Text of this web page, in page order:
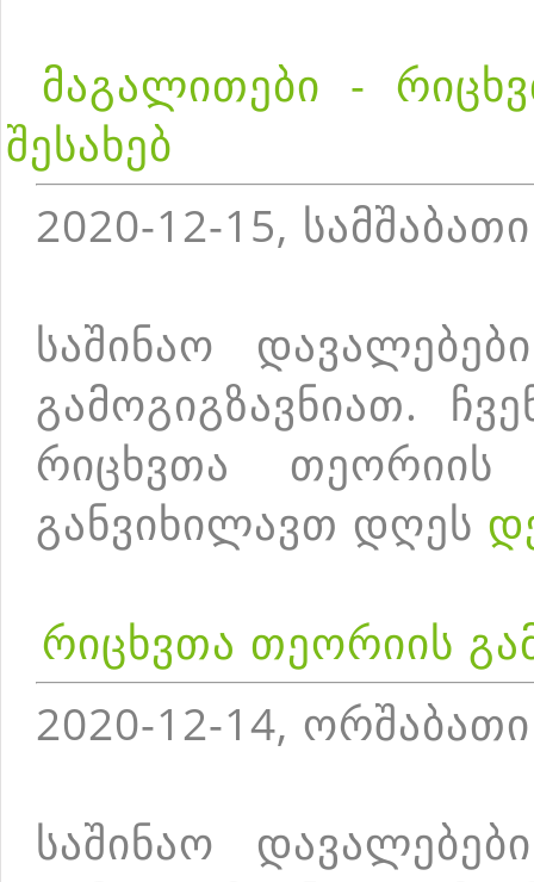
მაგალითები -
შესახებ
2020-12-15, სამშაბათი
საშინაო
გამოგიგზავნიათ.
რიცხვთა თეორიის
განვიხილავთ დღეს
რიცხვთა თეორიის
2020-12-14, ორშაბათი
საშინაო